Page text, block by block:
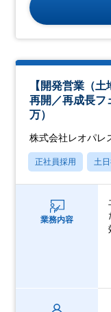
【開発営業（
再開／再成長フ
万）
株式会社レオパレ
正社員採用 土
業務内容